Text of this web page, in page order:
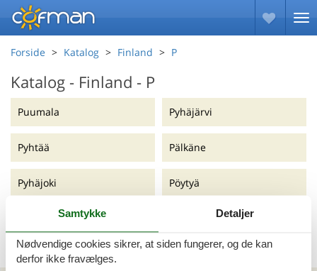
Forside Katalog Finland P
Katalog - Finland - P
Puumala
Pyhtää
Pyhäjoki
Pyhäjärvi
Pälkäne
Pöytyä
Samtykke Detaljer
Nødvendige cookies sikrer, at siden fungerer, og de kan
derfor ikke fravælges.